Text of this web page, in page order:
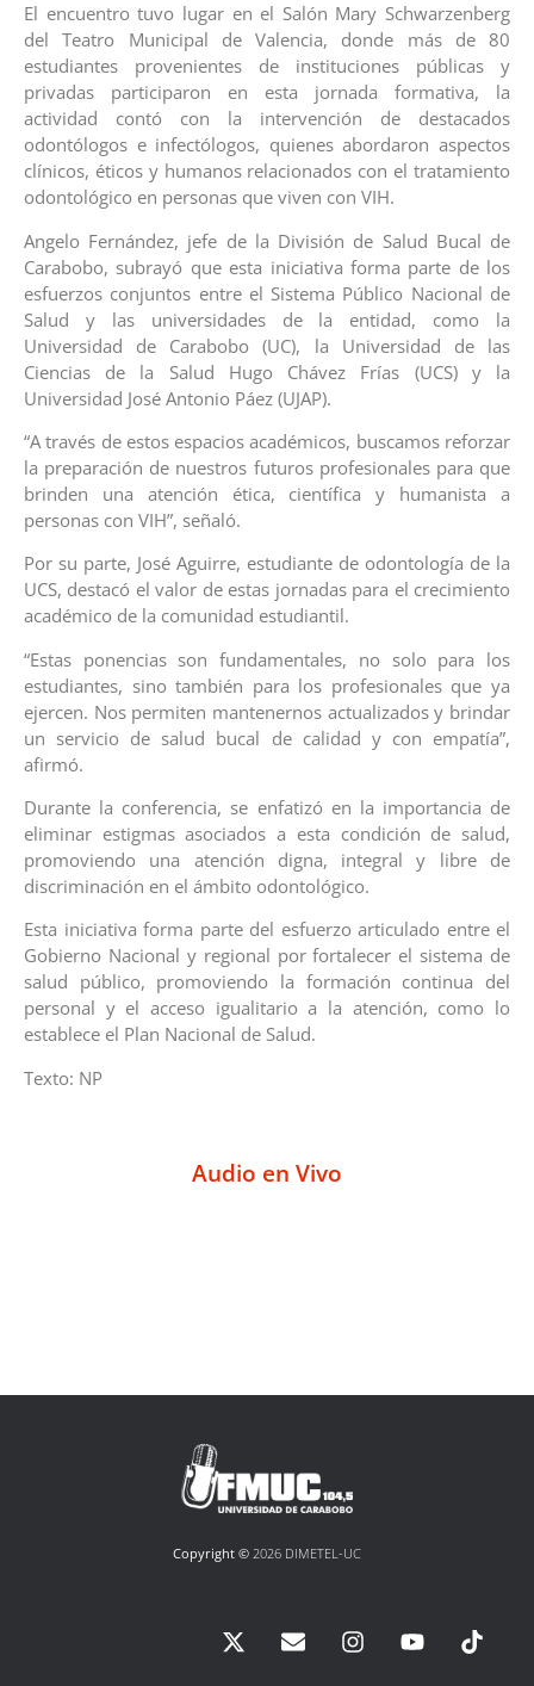
El encuentro tuvo lugar en el Salón Mary Schwarzenberg
del Teatro Municipal de Valencia, donde más de 80
estudiantes provenientes de instituciones públicas y
privadas participaron en esta jornada formativa, la
actividad contó con la intervención de destacados
odontólogos e infectólogos, quienes abordaron aspectos
clínicos, éticos y humanos relacionados con el tratamiento
odontológico en personas que viven con VIH.
Angelo Fernández, jefe de la División de Salud Bucal de
Carabobo, subrayó que esta iniciativa forma parte de los
esfuerzos conjuntos entre el Sistema Público Nacional de
Salud y las universidades de la entidad, como la
Universidad de Carabobo (UC), la Universidad de las
Ciencias de la Salud Hugo Chávez Frías (UCS) y la
Universidad José Antonio Páez (UJAP).
“A través de estos espacios académicos, buscamos reforzar
la preparación de nuestros futuros profesionales para que
brinden una atención ética, científica y humanista a
personas con VIH”, señaló.
Por su parte, José Aguirre, estudiante de odontología de la
UCS, destacó el valor de estas jornadas para el crecimiento
académico de la comunidad estudiantil.
“Estas ponencias son fundamentales, no solo para los
estudiantes, sino también para los profesionales que ya
ejercen. Nos permiten mantenernos actualizados y brindar
un servicio de salud bucal de calidad y con empatía”,
afirmó.
Durante la conferencia, se enfatizó en la importancia de
eliminar estigmas asociados a esta condición de salud,
promoviendo una atención digna, integral y libre de
discriminación en el ámbito odontológico.
Esta iniciativa forma parte del esfuerzo articulado entre el
Gobierno Nacional y regional por fortalecer el sistema de
salud público, promoviendo la formación continua del
personal y el acceso igualitario a la atención, como lo
establece el Plan Nacional de Salud.
Texto: NP
Audio en Vivo
Copyright © 2026 DIMETEL-UC